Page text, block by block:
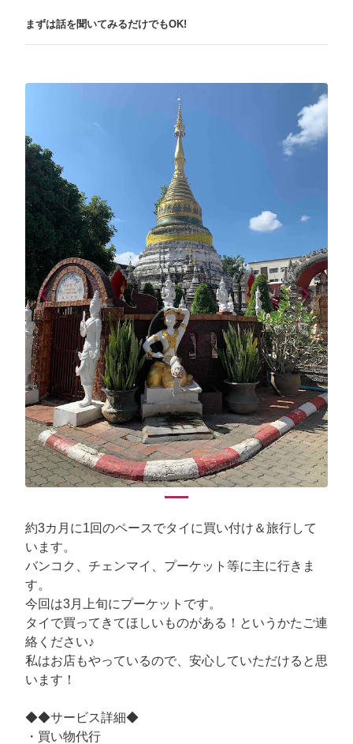
まずは話を聞いてみるだけでもOK!
arrow_back_iosPrevious arrow_forward_iosNext
約3カ月に1回のペースでタイに買い付け＆旅行して
います。
バンコク、チェンマイ、プーケット等に主に行きま
す。
今回は3月上旬にプーケットです。
タイで買ってきてほしいものがある！というかたご連
絡ください♪
私はお店もやっているので、安心していただけると思
います！
◆◆サービス詳細◆
・買い物代行